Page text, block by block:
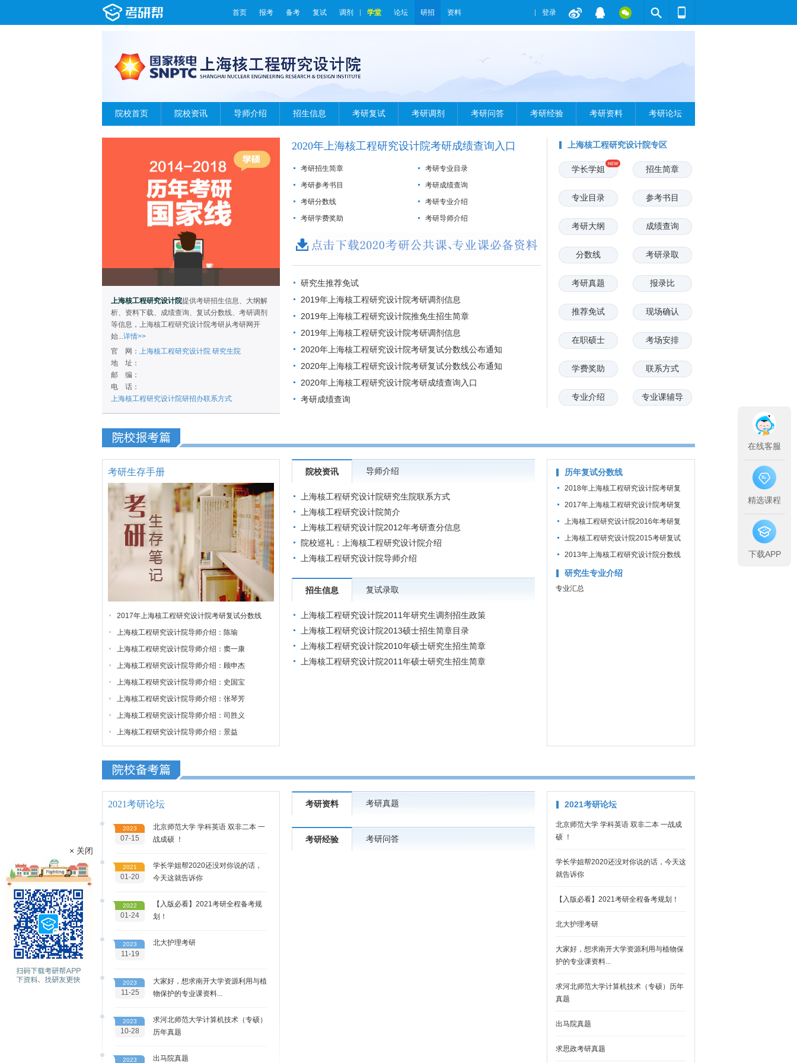
首页 报考 备考 复试 调剂 学堂 论坛 研招 资料 登录
院校首页 院校资讯 导师介绍 招生信息 考研复试 考研调剂 考研问答 考研经验 考研资料 考研论坛
上海核工程研究设计院提供考研招生信息、大纲解
析、资料下载、成绩查询、复试分数线、考研调剂
等信息，上海核工程研究设计院考研从考研网开
始...详情>>
官 网： 上海核工程研究设计院 研究生院
地 址：
邮 编：
电 话：
上海核工程研究设计院研招办联系方式
2020年上海核工程研究设计院考研成绩查询入口
考研招生简章
考研专业目录
考研参考书目
考研成绩查询
考研分数线
考研专业介绍
考研学费奖助
考研导师介绍
研究生推荐免试
2019年上海核工程研究设计院考研调剂信息
2019年上海核工程研究设计院推免生招生简章
2019年上海核工程研究设计院考研调剂信息
2020年上海核工程研究设计院考研复试分数线公布通知
2020年上海核工程研究设计院考研复试分数线公布通知
2020年上海核工程研究设计院考研成绩查询入口
考研成绩查询
上海核工程研究设计院专区
学长学姐 招生简章
专业目录 参考书目
考研大纲 成绩查询
分数线 考研录取
考研真题 报录比
推荐免试 现场确认
在职硕士 考场安排
学费奖助 联系方式
专业介绍 专业课辅导
考研生存手册
2017年上海核工程研究设计院考研复试分数线
上海核工程研究设计院导师介绍：陈瑜
上海核工程研究设计院导师介绍：窦一康
上海核工程研究设计院导师介绍：顾申杰
上海核工程研究设计院导师介绍：史国宝
上海核工程研究设计院导师介绍：张琴芳
上海核工程研究设计院导师介绍：司胜义
上海核工程研究设计院导师介绍：景益
院校资讯 导师介绍
上海核工程研究设计院研究生院联系方式
上海核工程研究设计院简介
上海核工程研究设计院2012年考研查分信息
院校巡礼：上海核工程研究设计院介绍
上海核工程研究设计院导师介绍
招生信息 复试录取
上海核工程研究设计院2011年研究生调剂招生政策
上海核工程研究设计院2013硕士招生简章目录
上海核工程研究设计院2010年硕士研究生招生简章
上海核工程研究设计院2011年硕士研究生招生简章
历年复试分数线
2018年上海核工程研究设计院考研复
试分数线公布通知
2017年上海核工程研究设计院考研复
试分数线公布通知
上海核工程研究设计院2016年考研复
试分数线公布通知
上海核工程研究设计院2015考研复试
分数线公布通知
2013年上海核工程研究设计院分数线
研究生专业介绍
专业汇总
2021考研论坛
2023
07-15
北京师范大学 学科英语 双非二本 一
战成硕 ！
2021
01-20
学长学姐帮2020还没对你说的话，
今天这就告诉你
2022
01-24
【入版必看】2021考研全程备考规
划！
2023
11-19
北大护理考研
2023
11-25
大家好，想求南开大学资源利用与植
物保护的专业课资料...
2023
10-28
求河北师范大学计算机技术（专硕）
历年真题
2023 出马院真题
考研资料 考研真题
考研经验 考研问答
2021考研论坛
北京师范大学 学科英语 双非二本 一战成
硕 ！
学长学姐帮2020还没对你说的话，今天这
就告诉你
【入版必看】2021考研全程备考规划！
北大护理考研
大家好，想求南开大学资源利用与植物保
护的专业课资料...
求河北师范大学计算机技术（专硕）历年
真题
出马院真题
求思政考研真题
× 关闭
在线客服
精选课程
下载APP